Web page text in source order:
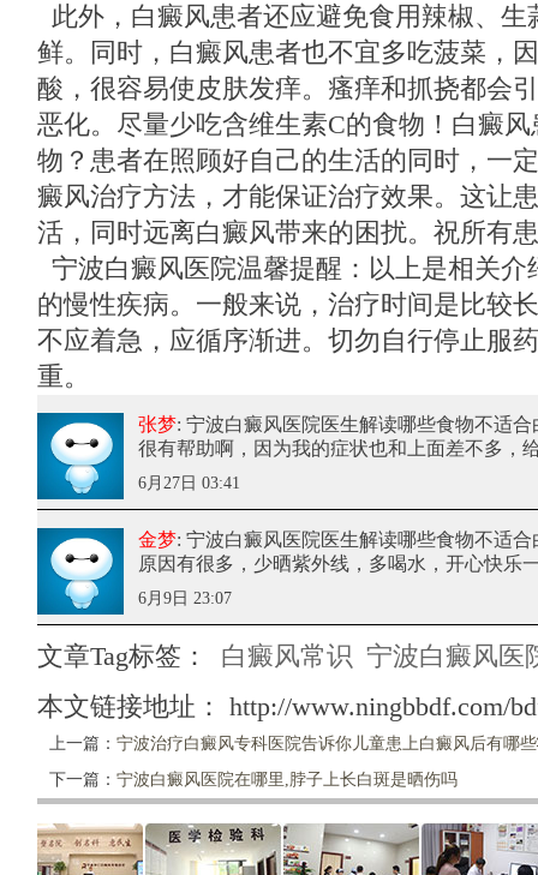
此外，白癜风患者还应避免食用辣椒、
鲜。同时，白癜风患者也不宜多吃菠菜，
酸，很容易使皮肤发痒。瘙痒和抓挠都会
恶化。尽量少吃含维生素C的食物！白癜
物？患者在照顾好自己的生活的同时，一
癜风治疗方法，才能保证治疗效果。这让
活，同时远离白癜风带来的困扰。祝所有
宁波白癜风医院温馨提醒：以上是相关
的慢性疾病。一般来说，治疗时间是比较
不应着急，应循序渐进。切勿自行停止服
重。
张梦: 宁波白癜风医院医生解读哪些食物不适合
很有帮助啊，因为我的症状也和上面差不多，
6月27日 03:41
金梦: 宁波白癜风医院医生解读哪些食物不适合
原因有很多，少晒紫外线，多喝水，开心快乐
6月9日 23:07
文章Tag标签： 白癜风常识 宁波白癜风医
本文链接地址： http://www.ningbbdf.com/
上一篇： 宁波治疗白癜风专科医院告诉你儿童患上白癜风后有哪
下一篇： 宁波白癜风医院在哪里,脖子上长白斑是晒伤吗